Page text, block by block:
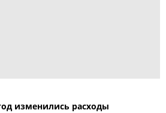
изменились расходы